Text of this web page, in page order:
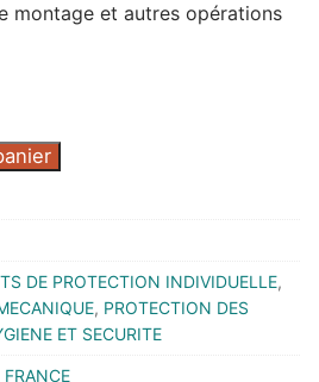
montage et autres opérations
DE PROTECTION INDIVIDUELLE,
, PROTECTION DES
ET SECURITE
FRANCE